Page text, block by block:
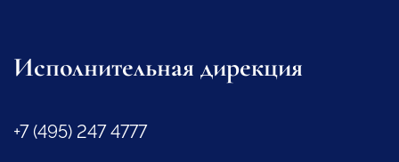
Исполнительная дирекция
+7 (495) 247 4777